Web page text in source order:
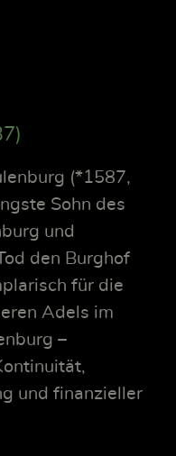
(*1587,
Sohn des
und
den Burghof
für die
Adels im
–
und finanzieller